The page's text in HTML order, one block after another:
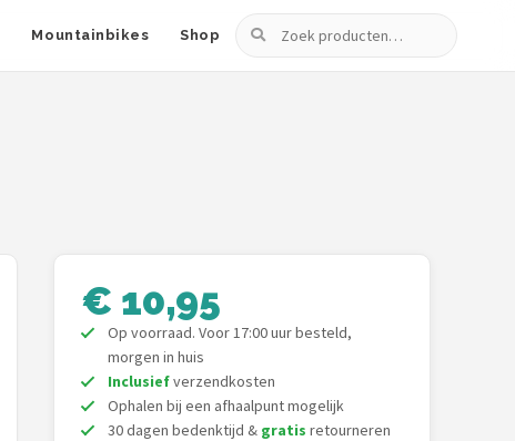
Mountainbikes Shop
Zoeken
€ 10,95
Op voorraad. Voor 17:00 uur besteld,
morgen in huis
Inclusiefverzendkosten
Ophalen bij een afhaalpunt mogelijk
30 dagen bedenktijd & gratis retourneren